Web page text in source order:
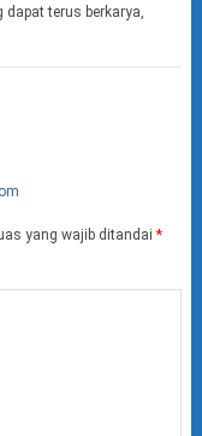
dapat terus berkarya,
yang wajib ditandai *